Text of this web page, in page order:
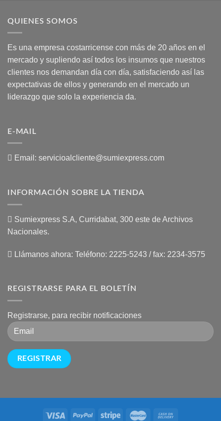
QUIENES SOMOS
Es una empresa costarricense con más de 20 años en el
mercado y supliendo así todos los insumos que nuestros
clientes nos demandan día con día, satisfaciendo así las
expectativas de ellos y generando en el mercado un
liderazgo que solo la experiencia da.
E-MAIL
Email: servicioalcliente@sumiexpress.com
INFORMACIÓN SOBRE LA TIENDA
Sumiexpress S.A, Curridabat, 300 este de Archivos
Nacionales.
Llámanos ahora: Teléfono: 2225-5243 / fax: 2234-3575
REGISTRARSE PARA EL BOLETÍN
Registrarse, para recibir notificaciones